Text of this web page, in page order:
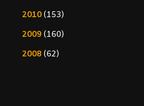
2010(153)
2009(160)
2008(62)